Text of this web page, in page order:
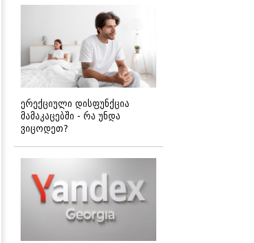
ერექციული დისფუნქცია
მამაკაცებში - რა უნდა
ვიცოდეთ?